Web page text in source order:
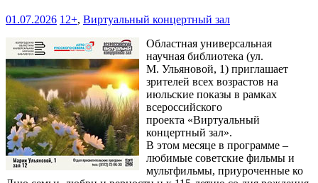
01.07.2026 12+, Виртуальный концертный зал
Областная универсальная
научная библиотека (ул.
М. Ульяновой, 1) приглашает
зрителей всех возрастов на
июльские показы в рамках
всероссийского
проекта «Виртуальный
концертный зал».
В этом месяце в программе –
любимые советские фильмы и
мультфильмы, приуроченные ко